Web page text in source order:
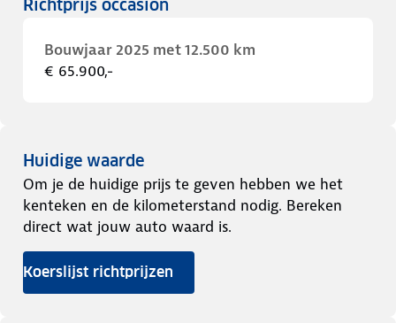
Richtprijs occasion
Bouwjaar 2025 met 12.500 km
€ 65.900,-
Huidige waarde
Om je de huidige prijs te geven hebben we het
kenteken en de kilometerstand nodig. Bereken
direct wat jouw auto waard is.
Koerslijst richtprijzen